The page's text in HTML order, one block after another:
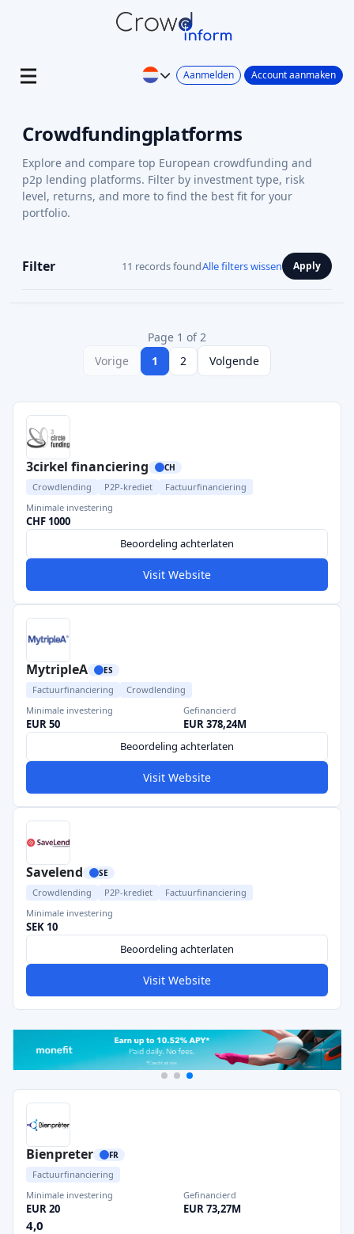
Aanmelden Account aanmaken
Crowdfundingplatforms
Explore and compare top European crowdfunding and
p2p lending platforms. Filter by investment type, risk
level, returns, and more to find the best fit for your
portfolio.
Filter 11 records foundAlle filters wissen Apply
Page 1 of 2
Vorige
1 2 Volgende
3cirkel financiering CH
Crowdlending P2P-krediet
Factuurfinanciering
Minimale investering
CHF 1000
Beoordeling achterlaten
Visit Website
MytripleA ES
Factuurfinanciering
Crowdlending
Minimale investering
EUR 50
Gefinancierd
EUR 378,24M
Beoordeling achterlaten
Visit Website
Savelend SE
Crowdlending P2P-krediet
Factuurfinanciering
Minimale investering
SEK 10
Beoordeling achterlaten
Visit Website
Bienpreter FR
Factuurfinanciering
Minimale investering
EUR 20
Gefinancierd
EUR 73,27M
4,0